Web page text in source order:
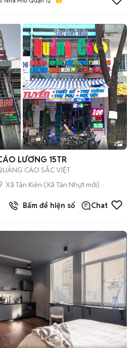
2
LƯƠNG 15TR
CÁO SẮC VIỆT
Xã Tân Kiên (Xã Tân Nhựt mới)
Bấm để hiện số Chat